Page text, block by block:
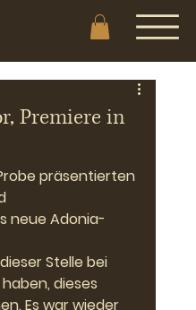
Premiere in
präsentierten
neue Adonia-
Stelle bei
dieses
Es war wieder